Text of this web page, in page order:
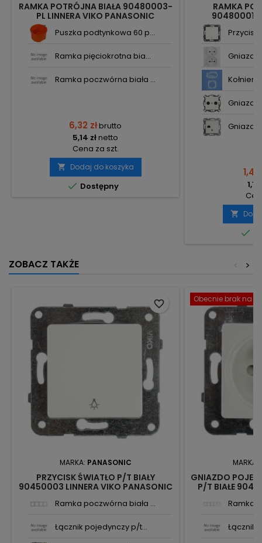
RAMKA POTRÓJNA BIAŁA 90480003-
PL LINNERA VIKO PANASONIC
Puszka podtynkowa 60 p...
Ramka pięciokrotna bia...
Ramka poczwórna biała ...
6,32 złbrutto
5,14 złnetto
Cena za szt.
 Dodaj do koszyka
 Dostępny
RAMKA
90480001-
Przycisk
Gniazdo
1,43
1,16


ZOBACZ TAKŻE >
<
MARKA: PANASONIC
PRZYCISK ŚWIATŁO P/T BIAŁY
90450003 LINNERA VIKO PANASONIC
Ramka poczwórna biała ...
Łącznik pojedynczy p/t...
favorite_border Obecnie brak na
MARKA:
GNIAZDO
P/T BIAŁE
Ramka
Łącznik